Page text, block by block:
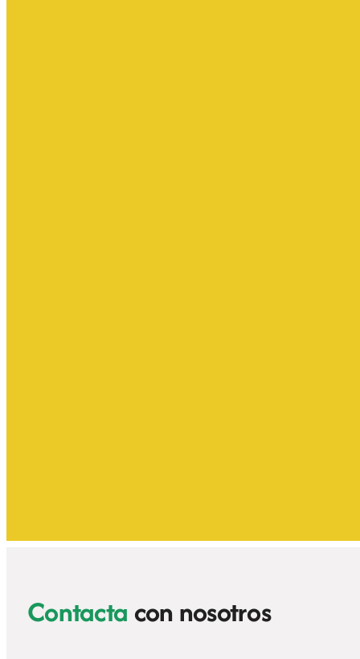
Contacta con nosotros